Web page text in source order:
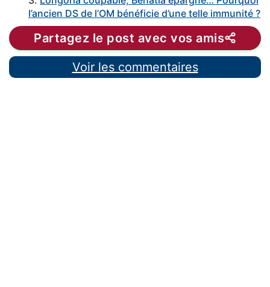
l’ancien DS de l’OM bénéficie d’une telle immunité ?
Partagez le post avec vos amis
Voir les commentaires